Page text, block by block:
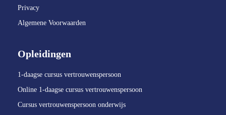
Privacy
Algemene Voorwaarden
Opleidingen
1-daagse cursus vertrouwenspersoon
Online 1-daagse cursus vertrouwenspersoon
Cursus vertrouwenspersoon onderwijs